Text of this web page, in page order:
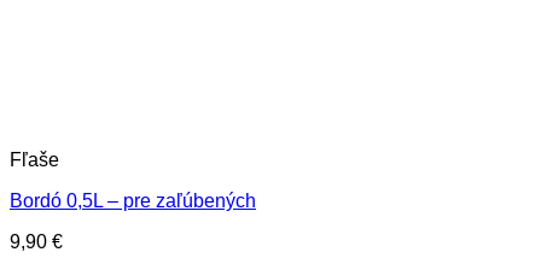
Fľaše
Bordó 0,5L – pre zaľúbených
9,90 €